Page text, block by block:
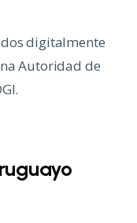
digitalmente
Autoridad de